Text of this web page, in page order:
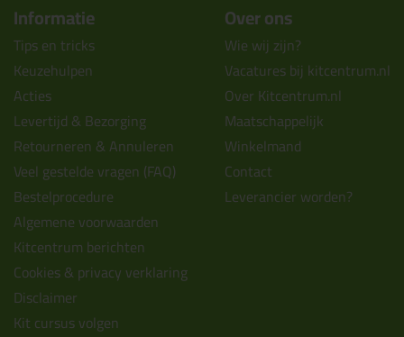
Informatie
Tips en tricks
Keuzehulpen
Acties
Levertijd & Bezorging
Retourneren & Annuleren
Veel gestelde vragen (FAQ)
Bestelprocedure
Algemene voorwaarden
Kitcentrum berichten
Cookies & privacy verklaring
Disclaimer
Kit cursus volgen
Over ons
Wie wij zijn?
Vacatures bij kitcentrum.nl
Over Kitcentrum.nl
Maatschappelijk
Winkelmand
Contact
Leverancier worden?